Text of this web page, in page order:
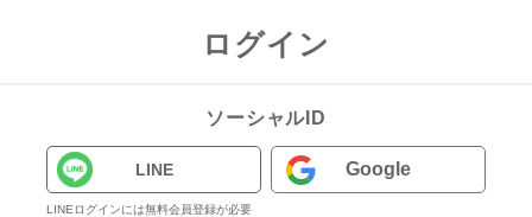
ログイン
ソーシャルID
LINE
LINEログインには無料会員登録が必要
Google